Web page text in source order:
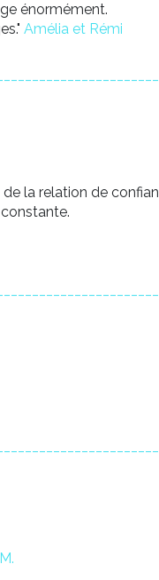
énormément.
Amélia et Rémi
la relation de